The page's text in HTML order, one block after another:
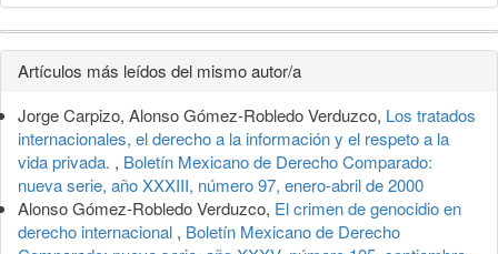
Detalles
del
artículo
Artículos más leídos del mismo autor/a
Jorge Carpizo, Alonso Gómez-Robledo Verduzco, Los tratados
internacionales, el derecho a la información y el respeto a la
vida privada. , Boletín Mexicano de Derecho Comparado:
nueva serie, año XXXIII, número 97, enero-abril de 2000
Alonso Gómez-Robledo Verduzco, El crimen de genocidio en
derecho internacional , Boletín Mexicano de Derecho